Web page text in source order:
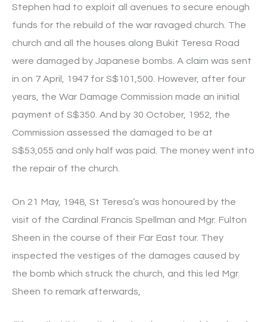
Stephen had to exploit all avenues to secure enough
funds for the rebuild of the war ravaged church. The
church and all the houses along Bukit Teresa Road
were damaged by Japanese bombs. A claim was sent
in on 7 April, 1947 for S$101,500. However, after four
years, the War Damage Commission made an initial
payment of S$350. And by 30 October, 1952, the
Commission assessed the damaged to be at
S$53,055 and only half was paid. The money went into
the repair of the church.
On 21 May, 1948, St Teresa’s was honoured by the
visit of the Cardinal Francis Spellman and Mgr. Fulton
Sheen in the course of their Far East tour. They
inspected the vestiges of the damages caused by
the bomb which struck the church, and this led Mgr.
Sheen to remark afterwards,